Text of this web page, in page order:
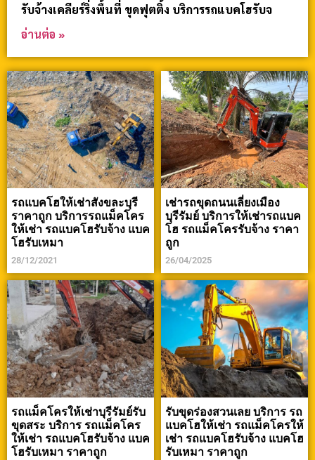
รับจ้างเคลียร์ริ่งพื้นที่ ขุดฟุตติ้ง บริการรถแบคโฮรับจ
อ่านต่อ »
รถแบคโฮให้เช่าสังขละบุรี
ราคาถูก บริการรถแม็คโคร
ให้เช่า รถแบคโฮรับจ้าง แบค
โฮรับเหมา
28/12/2021
เช่ารถขุดถนนเลี่ยงเมือง
บุรีรัมย์ บริการให้เช่ารถแบค
โฮ รถแม็คโครรับจ้าง ราคา
ถูก
26/04/2025
รถแม็คโครให้เช่าบุรีรัมย์รับ
ขุดสระ บริการ รถแม็คโคร
ให้เช่า รถแบคโฮรับจ้าง แบค
โฮรับเหมา ราคาถูก
รับขุดร่องสวนเลย บริการ รถ
แบคโฮให้เช่า รถแม็คโครให้
เช่า รถแบคโฮรับจ้าง แบคโฮ
รับเหมา ราคาถูก